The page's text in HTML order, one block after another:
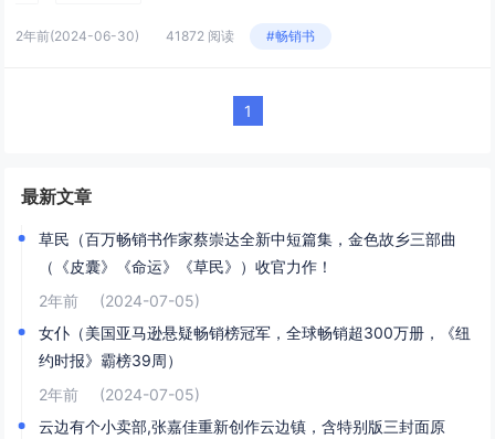
2年前(2024-06-30) 41872 阅读 #畅销书
1
最新文章
草民（百万畅销书作家蔡崇达全新中短篇集，金色故乡三部曲
（《皮囊》《命运》《草民》）收官力作！
2年前
(2024-07-05)
女仆（美国亚马逊悬疑畅销榜冠军，全球畅销超300万册，《纽
约时报》霸榜39周）
2年前
(2024-07-05)
云边有个小卖部,张嘉佳重新创作云边镇，含特别版三封面原